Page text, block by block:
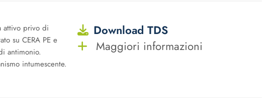
attivo privo di
su CERA PE e
antimonio.
intumescente.
Download TDS
Maggiori informazioni